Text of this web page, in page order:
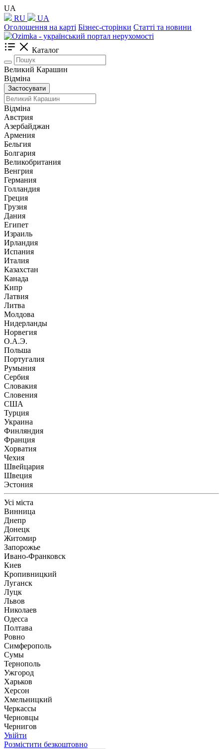
UA
RU
UA
Оголошення на карті Бізнес-сторінки Статті та новини
Каталог
Великий Карашин
Відміна
Застосувати
Відміна
Австрия
Азербайджан
Армения
Бельгия
Болгария
Великобритания
Венгрия
Германия
Голландия
Греция
Грузия
Дания
Египет
Израиль
Ирландия
Испания
Италия
Казахстан
Канада
Кипр
Латвия
Литва
Молдова
Нидерланды
Норвегия
О.А.Э.
Польша
Португалия
Румыния
Сербия
Словакия
Словения
США
Турция
Украина
Финляндия
Франция
Хорватия
Чехия
Швейцария
Швеция
Эстония
Усі міста
Винница
Днепр
Донецк
Житомир
Запорожье
Ивано-Франковск
Киев
Кропивницкий
Луганск
Луцк
Львов
Николаев
Одесса
Полтава
Ровно
Симферополь
Сумы
Тернополь
Ужгород
Харьков
Херсон
Хмельницкий
Черкассы
Чернoвцы
Чернигов
Увійти
Розмістити безкоштовно